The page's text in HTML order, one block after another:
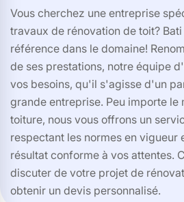
Vous cherchez une entreprise
travaux de rénovation de toit?
référence dans le domaine!
de ses prestations, notre équipe
vos besoins, qu'il s'agisse d'un
grande entreprise. Peu importe le
toiture, nous vous offrons un
respectant les normes en vigueur
résultat conforme à vos attentes.
discuter de votre projet de
obtenir un devis personnalisé.